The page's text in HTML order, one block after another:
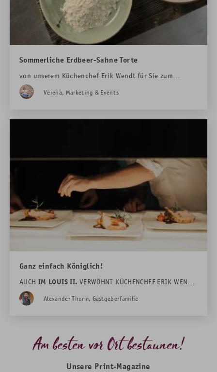
Sommerliche Erdbeer-Sahne Torte
von unserem Küchenchef Erik Wendt für Sie zum
Nachbacken...
Verena, Marketing & Events
Ganz einfach Königlich!
AUCH IM LOUIS II. VERWÖHNT KÜCHENCHEF ERIK WENDT
DIE GÄSTE IM HOTEL DAS RÜBEZAHL. IM FOKUS STEHEN
DABEI STETS SIEBEN STILLE STARS …
Alexander Thurm, Gastgeberfamilie
Am besten vor Ort bestaunen!
Unsere Print-Magazine